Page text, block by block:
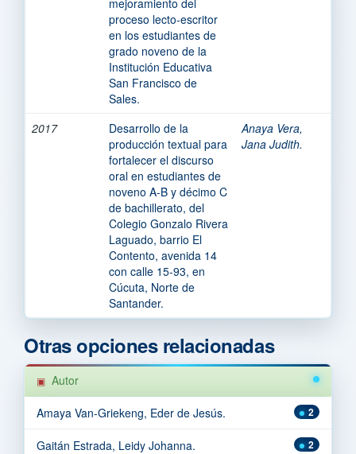
proceso lecto-escritor
en los estudiantes de
grado noveno de la
Institución Educativa
San Francisco de
Sales.
2017
Desarrollo de la
producción textual para
fortalecer el discurso
oral en estudiantes de
noveno A-B y décimo C
de bachillerato, del
Colegio Gonzalo Rivera
Laguado, barrio El
Contento, avenida 14
con calle 15-93, en
Cúcuta, Norte de
Santander.
Anaya Vera,
Jana Judith.
Otras opciones relacionadas
Autor
2
Amaya Van-Griekeng, Eder de Jesús.
2
Gaitán Estrada, Leidy Johanna.